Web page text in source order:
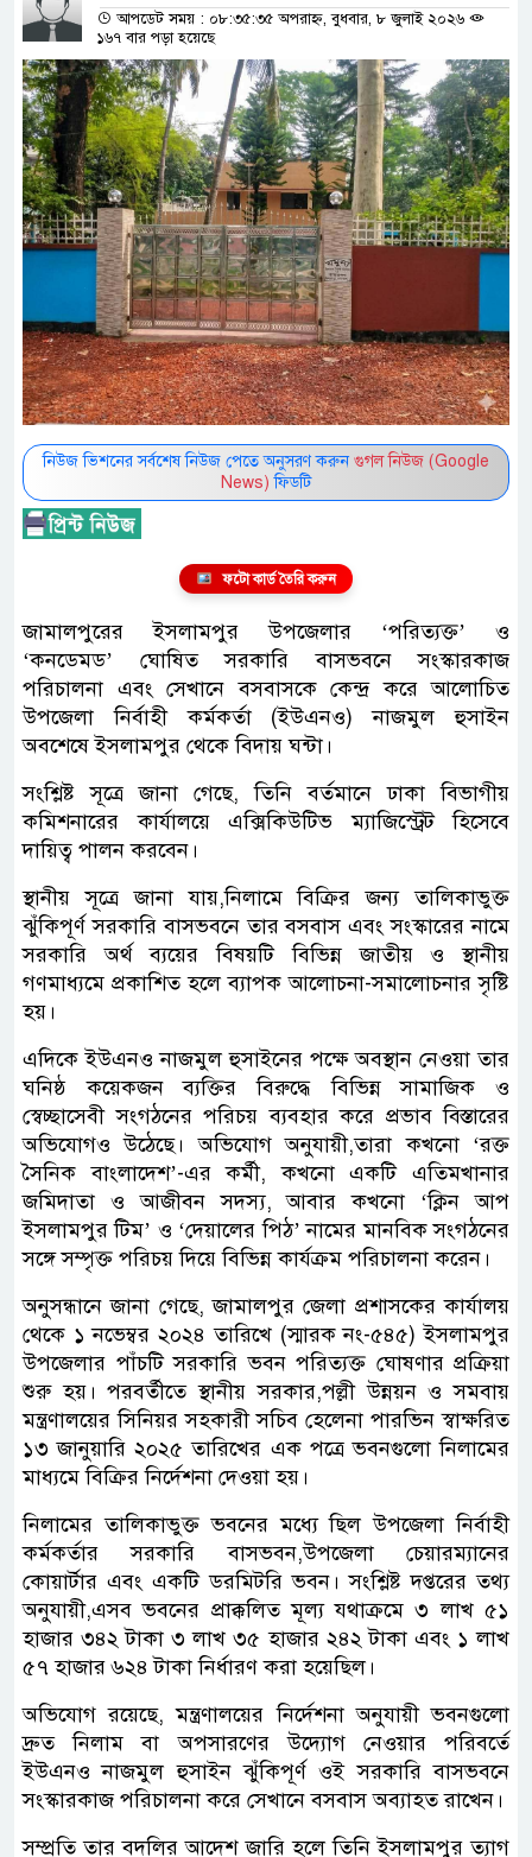
আপডেট সময় : ০৮:৩৫:৩৫ অপরাহ্ন, বুধবার, ৮ জুলাই ২০২৬
১৬৭ বার পড়া হয়েছে
নিউজ ভিশনের সর্বশেষ নিউজ পেতে অনুসরণ করুন গুগল নিউজ (Google
News) ফিডটি
ফটো কার্ড তৈরি করুন
জামালপুরের ইসলামপুর উপজেলার ‘পরিত্যক্ত’ ও
‘কনডেমড’ ঘোষিত সরকারি বাসভবনে সংস্কারকাজ
পরিচালনা এবং সেখানে বসবাসকে কেন্দ্র করে আলোচিত
উপজেলা নির্বাহী কর্মকর্তা (ইউএনও) নাজমুল হুসাইন
অবশেষে ইসলামপুর থেকে বিদায় ঘন্টা।
সংশ্লিষ্ট সূত্রে জানা গেছে, তিনি বর্তমানে ঢাকা বিভাগীয়
কমিশনারের কার্যালয়ে এক্সিকিউটিভ ম্যাজিস্ট্রেট হিসেবে
দায়িত্ব পালন করবেন।
স্থানীয় সূত্রে জানা যায়,নিলামে বিক্রির জন্য তালিকাভুক্ত
ঝুঁকিপূর্ণ সরকারি বাসভবনে তার বসবাস এবং সংস্কারের নামে
সরকারি অর্থ ব্যয়ের বিষয়টি বিভিন্ন জাতীয় ও স্থানীয়
গণমাধ্যমে প্রকাশিত হলে ব্যাপক আলোচনা-সমালোচনার সৃষ্টি
হয়।
এদিকে ইউএনও নাজমুল হুসাইনের পক্ষে অবস্থান নেওয়া তার
ঘনিষ্ঠ কয়েকজন ব্যক্তির বিরুদ্ধে বিভিন্ন সামাজিক ও
স্বেচ্ছাসেবী সংগঠনের পরিচয় ব্যবহার করে প্রভাব বিস্তারের
অভিযোগও উঠেছে। অভিযোগ অনুযায়ী,তারা কখনো ‘রক্ত
সৈনিক বাংলাদেশ’-এর কর্মী, কখনো একটি এতিমখানার
জমিদাতা ও আজীবন সদস্য, আবার কখনো ‘ক্লিন আপ
ইসলামপুর টিম’ ও ‘দেয়ালের পিঠ’ নামের মানবিক সংগঠনের
সঙ্গে সম্পৃক্ত পরিচয় দিয়ে বিভিন্ন কার্যক্রম পরিচালনা করেন।
অনুসন্ধানে জানা গেছে, জামালপুর জেলা প্রশাসকের কার্যালয়
থেকে ১ নভেম্বর ২০২৪ তারিখে (স্মারক নং-৫৪৫) ইসলামপুর
উপজেলার পাঁচটি সরকারি ভবন পরিত্যক্ত ঘোষণার প্রক্রিয়া
শুরু হয়। পরবর্তীতে স্থানীয় সরকার,পল্লী উন্নয়ন ও সমবায়
মন্ত্রণালয়ের সিনিয়র সহকারী সচিব হেলেনা পারভিন স্বাক্ষরিত
১৩ জানুয়ারি ২০২৫ তারিখের এক পত্রে ভবনগুলো নিলামের
মাধ্যমে বিক্রির নির্দেশনা দেওয়া হয়।
নিলামের তালিকাভুক্ত ভবনের মধ্যে ছিল উপজেলা নির্বাহী
কর্মকর্তার সরকারি বাসভবন,উপজেলা চেয়ারম্যানের
কোয়ার্টার এবং একটি ডরমিটরি ভবন। সংশ্লিষ্ট দপ্তরের তথ্য
অনুযায়ী,এসব ভবনের প্রাক্কলিত মূল্য যথাক্রমে ৩ লাখ ৫১
হাজার ৩৪২ টাকা ৩ লাখ ৩৫ হাজার ২৪২ টাকা এবং ১ লাখ
৫৭ হাজার ৬২৪ টাকা নির্ধারণ করা হয়েছিল।
অভিযোগ রয়েছে, মন্ত্রণালয়ের নির্দেশনা অনুযায়ী ভবনগুলো
দ্রুত নিলাম বা অপসারণের উদ্যোগ নেওয়ার পরিবর্তে
ইউএনও নাজমুল হুসাইন ঝুঁকিপূর্ণ ওই সরকারি বাসভবনে
সংস্কারকাজ পরিচালনা করে সেখানে বসবাস অব্যাহত রাখেন।
সম্প্রতি তার বদলির আদেশ জারি হলে তিনি ইসলামপুর ত্যাগ